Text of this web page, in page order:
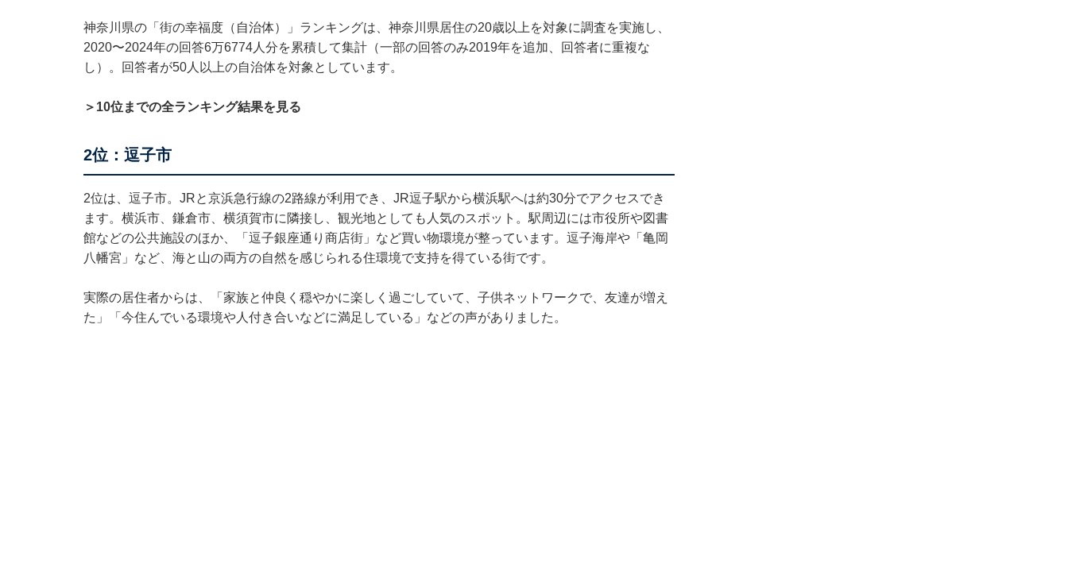
神奈川県の「街の幸福度（自治体）」ランキングは、神奈川県居住の20歳以上を対象に調査を実施し、
2020〜2024年の回答6万6774人分を累積して集計（一部の回答のみ2019年を追加、回答者に重複な
し）。回答者が50人以上の自治体を対象としています。
＞10位までの全ランキング結果を見る
2位：逗子市
2位は、逗子市。JRと京浜急行線の2路線が利用でき、JR逗子駅から横浜駅へは約30分でアクセスでき
ます。横浜市、鎌倉市、横須賀市に隣接し、観光地としても人気のスポット。駅周辺には市役所や図書
館などの公共施設のほか、「逗子銀座通り商店街」など買い物環境が整っています。逗子海岸や「亀岡
八幡宮」など、海と山の両方の自然を感じられる住環境で支持を得ている街です。
実際の居住者からは、「家族と仲良く穏やかに楽しく過ごしていて、子供ネットワークで、友達が増え
た」「今住んでいる環境や人付き合いなどに満足している」などの声がありました。